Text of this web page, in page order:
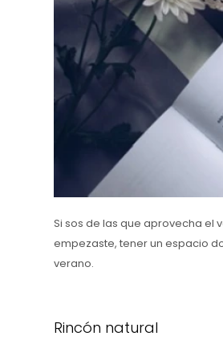
Si sos de las que aprovecha el
empezaste, tener un espacio
verano.
Rincón natural